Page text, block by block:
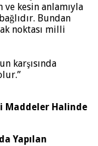
ve kesin anlamıyla
Bundan
noktası milli
karşısında
Halinde
Yapılan